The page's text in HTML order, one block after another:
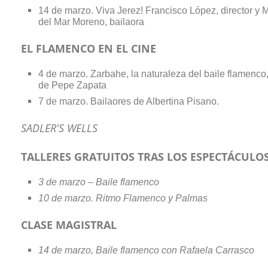
14 de marzo. Viva Jerez! Francisco López, director y
del Mar Moreno, bailaora
EL FLAMENCO EN EL CINE
4 de marzo. Zarbahe, la naturaleza del baile
de Pepe Zapata
7 de marzo. Bailaores de Albertina Pisano.
SADLER'S WELLS
TALLERES GRATUITOS TRAS LOS
3 de marzo – Baile flamenco
10 de marzo. Ritmo Flamenco y Palmas
CLASE MAGISTRAL
14 de marzo, Baile flamenco con Rafaela Carrasco